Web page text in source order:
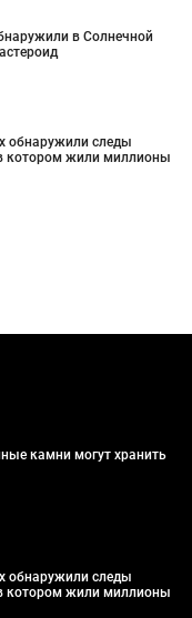
в Солнечной
обнаружили следы
котором жили миллионы
камни могут хранить
обнаружили следы
котором жили миллионы